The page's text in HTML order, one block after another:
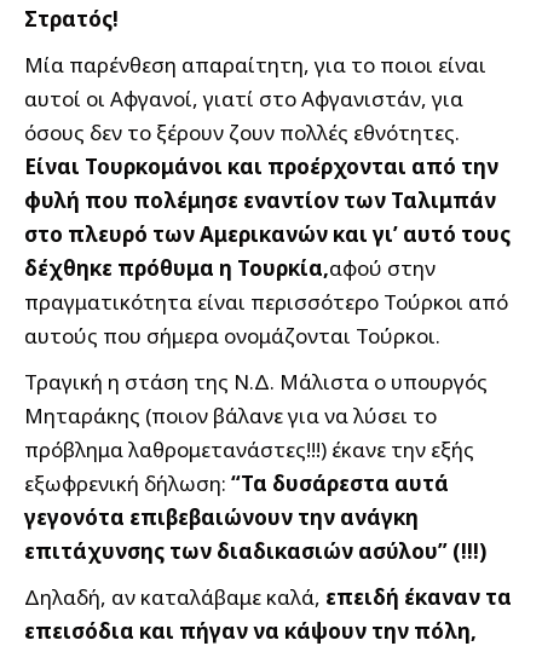
Στρατός!
Μία παρένθεση απαραίτητη, για το ποιοι είναι
αυτοί οι Αφγανοί, γιατί στο Αφγανιστάν, για
όσους δεν το ξέρουν ζουν πολλές εθνότητες.
Είναι Τουρκομάνοι και προέρχονται από την
φυλή που πολέμησε εναντίον των Ταλιμπάν
στο πλευρό των Αμερικανών και γι’ αυτό τους
δέχθηκε πρόθυμα η Τουρκία,αφού στην
πραγματικότητα είναι περισσότερο Τούρκοι από
αυτούς που σήμερα ονομάζονται Τούρκοι.
Τραγική η στάση της Ν.Δ. Μάλιστα ο υπουργός
Μηταράκης (ποιον βάλανε για να λύσει το
πρόβλημα λαθρομετανάστες!!!) έκανε την εξής
εξωφρενική δήλωση: “Τα δυσάρεστα αυτά
γεγονότα επιβεβαιώνουν την ανάγκη
επιτάχυνσης των διαδικασιών ασύλου” (!!!)
Δηλαδή, αν καταλάβαμε καλά, επειδή έκαναν τα
επεισόδια και πήγαν να κάψουν την πόλη,